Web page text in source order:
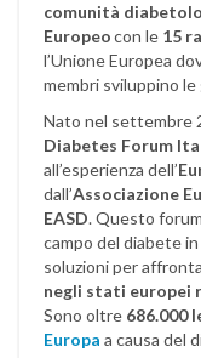
comunità
Europeocon le 15
l’Unione Europea
membri sviluppino
Nato nel settembre
Diabetes Forum
all’esperienza dell’
dall’Associazione
EASD. Questo
campo del diabete
soluzioni per
negli stati europei
Sono oltre 686.000
Europa a causa del